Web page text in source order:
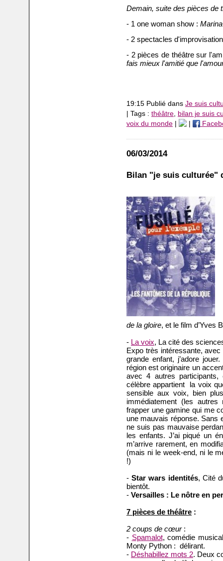
Demain, suite des pièces de
- 1 one woman show :
- 2 spectacles
- 2 pièces de théâtre sur
fais mieux l'amitié que
19:15 Publié dans Je suis
| Tags : théâtre, bilan je suis
voix du monde
06/03/2014
Bilan "je suis culturée"
de la gloire, et le film d’Yves
- La voix, La cité des
Expo très intéressante,
grande enfant, j’adore
région est originaire un
avec 4 autres
célèbre appartient la voix
sensible aux voix, bien
immédiatement (les
frapper une gamine qui me
une mauvais réponse. Sans
ne suis pas mauvaise
les enfants. J’ai piqué un
m’arrive rarement, en
(mais ni le week-end, ni le
!)
-Star wars identités, Cité
bientôt.
- Versailles : Le nôtre en
7 pièces de théâtre :
2 coups de cœur:
- Spamalot, comédie
Monty Python : délirant.
- Déshabillez mots 2. Deux